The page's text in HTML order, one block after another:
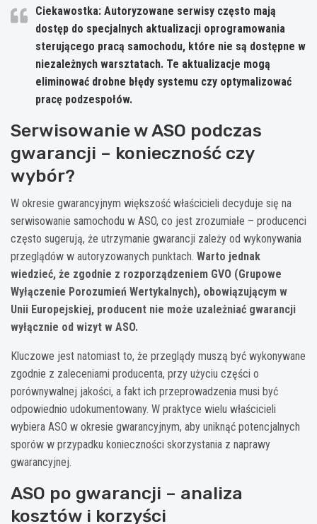
Ciekawostka: Autoryzowane serwisy często mają
dostęp do specjalnych aktualizacji oprogramowania
sterującego pracą samochodu, które nie są dostępne w
niezależnych warsztatach. Te aktualizacje mogą
eliminować drobne błędy systemu czy optymalizować
pracę podzespołów.
Serwisowanie w ASO podczas
gwarancji – konieczność czy
wybór?
W okresie gwarancyjnym większość właścicieli decyduje się na
serwisowanie samochodu w ASO, co jest zrozumiałe – producenci
często sugerują, że utrzymanie gwarancji zależy od wykonywania
przeglądów w autoryzowanych punktach. Warto jednak
wiedzieć, że zgodnie z rozporządzeniem GVO (Grupowe
Wyłączenie Porozumień Wertykalnych), obowiązującym w
Unii Europejskiej, producent nie może uzależniać gwarancji
wyłącznie od wizyt w ASO.
Kluczowe jest natomiast to, że przeglądy muszą być wykonywane
zgodnie z zaleceniami producenta, przy użyciu części o
porównywalnej jakości, a fakt ich przeprowadzenia musi być
odpowiednio udokumentowany. W praktyce wielu właścicieli
wybiera ASO w okresie gwarancyjnym, aby uniknąć potencjalnych
sporów w przypadku konieczności skorzystania z naprawy
gwarancyjnej.
ASO po gwarancji – analiza
kosztów i korzyści